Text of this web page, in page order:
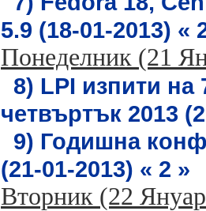
5.9 (18-01-2013) «
Понеделник (21
8) LPI изпити
четвъртък 2013
9) Годишна
(21-01-2013) « 2 »
Вторник (22